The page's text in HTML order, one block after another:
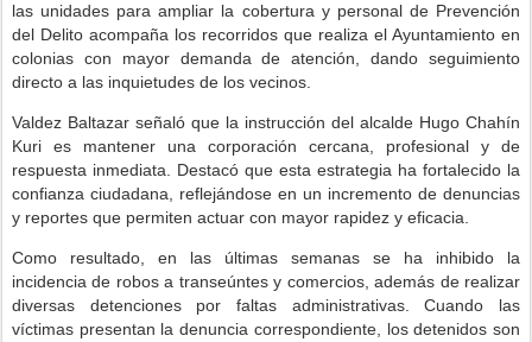
las unidades para ampliar la cobertura y personal de Prevención
del Delito acompaña los recorridos que realiza el Ayuntamiento en
colonias con mayor demanda de atención, dando seguimiento
directo a las inquietudes de los vecinos.
Valdez Baltazar señaló que la instrucción del alcalde Hugo Chahín
Kuri es mantener una corporación cercana, profesional y de
respuesta inmediata. Destacó que esta estrategia ha fortalecido la
confianza ciudadana, reflejándose en un incremento de denuncias
y reportes que permiten actuar con mayor rapidez y eficacia.
Como resultado, en las últimas semanas se ha inhibido la
incidencia de robos a transeúntes y comercios, además de realizar
diversas detenciones por faltas administrativas. Cuando las
víctimas presentan la denuncia correspondiente, los detenidos son